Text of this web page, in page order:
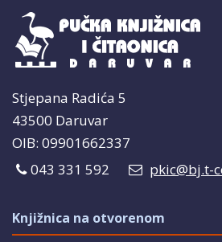
Stjepana Radića 5
43500 Daruvar
OIB: 09901662337
043 331 592
pkic@bj.t-
Knjižnica na otvorenom